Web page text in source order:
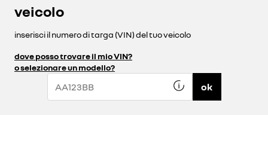
veicolo
inserisci il numero di targa (VIN) del tuo veicolo
dove posso trovare il mio VIN?
o selezionare un modello?
ok